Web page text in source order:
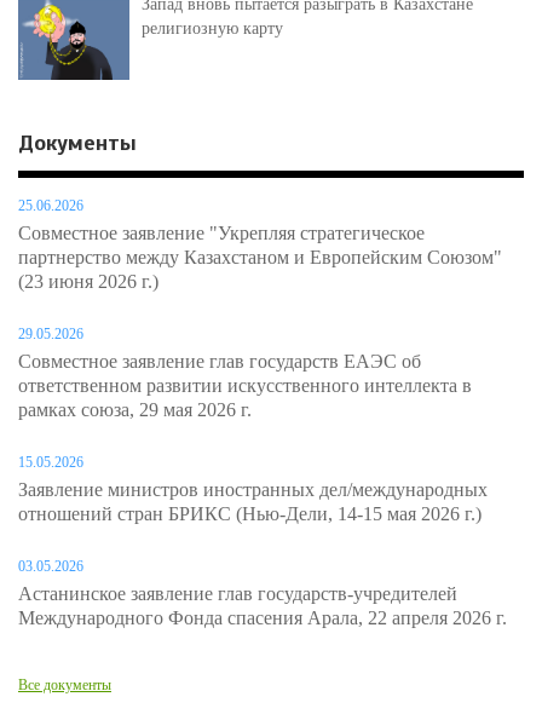
Запад вновь пытается разыграть в Казахстане
религиозную карту
Документы
25.06.2026
Совместное заявление "Укрепляя стратегическое
партнерство между Казахстаном и Европейским Союзом"
(23 июня 2026 г.)
29.05.2026
Совместное заявление глав государств ЕАЭС об
ответственном развитии искусственного интеллекта в
рамках союза, 29 мая 2026 г.
15.05.2026
Заявление министров иностранных дел/международных
отношений стран БРИКС (Нью-Дели, 14-15 мая 2026 г.)
03.05.2026
Астанинское заявление глав государств-учредителей
Международного Фонда спасения Арала, 22 апреля 2026 г.
Все документы